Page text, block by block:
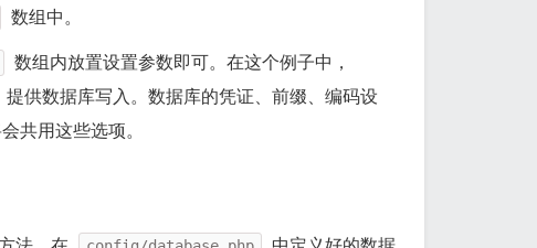
数组中。
数组内放置设置参数即可。在这个例子中，
提供数据库写入。数据库的凭证、前缀、编码设
共用这些选项。